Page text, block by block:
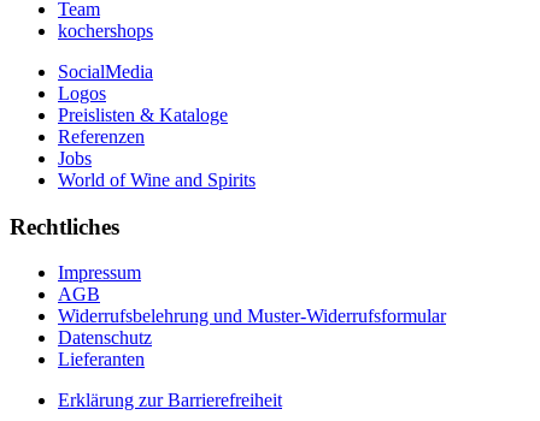
Team
kochershops
SocialMedia
Logos
Preislisten & Kataloge
Referenzen
Jobs
World of Wine and Spirits
Rechtliches
Impressum
AGB
Widerrufsbelehrung und Muster-Widerrufsformular
Datenschutz
Lieferanten
Erklärung zur Barrierefreiheit